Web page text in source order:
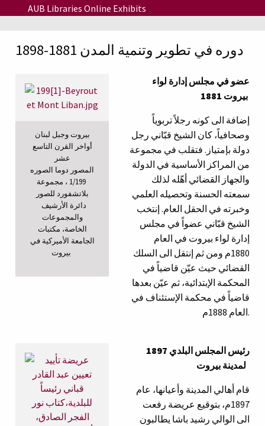
Skip to main content
AUB Libraries Online Exhibits
دوره في تطوير وتنمية المدن 1881-1898
بيروت وجبل لبنان
أواخر القرن التاسع
عشر
المصور دوما الصوره
1/199 ، مجموعة
بلاتشفورد للصور
والمجموعات
الخاصة، مكتبات
الجامعة الأميركية في
عضو في مجلس إدارة لواء
إضافة الى كونه رجلاً تربوياً
وصحافياً، كان الشيخ قبّاني رجل
دولة بإمتياز. فتقلب في مجموعة
من المراكز الأساسية في الدولة
والجهاز القضائي أهّله لذلك
سمعته الحسنة وتحصيله العلمي
وخبرته في الحقل العام. إنتخب
الشيخ قبّاني عضواً في مجلس
إدارة لواء بيروت في العام
1880م ومن ثم إنتقل الى السلك
القضائي حيث عيّن قاضياً في
المحكمة الإبتدائية، ثم عيّن بعدها
قاضياً في محكمة الإستئناف في
العام 1888م.
1897 رئيس المجلس البلدي
قام أهالي المدينة وأعيانها، عام
1897م، بتوقيع عريضة رفعت
الى الوالي رشيد باشا يطالبون